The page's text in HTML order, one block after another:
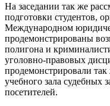
На заседании так же
подготовки студентов,
Международном
продемонстрированы
полигона и
уголовно-правовых
продемонстрировали
учебного зала судебных
посетителей.